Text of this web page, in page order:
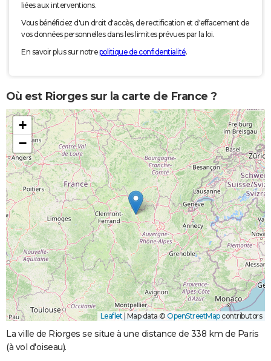
liées aux interventions.
Vous bénéficiez d'un droit d'accès, de rectification et d'effacement de
vos données personnelles dans les limites prévues par la loi.
En savoir plus sur notrepolitique de confidentialité.
Où est Riorges sur la carte de France ?
+
−
Leaflet Map data © OpenStreetMapcontributors
La ville de Riorges se situe à une distance de 338 km de Paris
(à vol d'oiseau).